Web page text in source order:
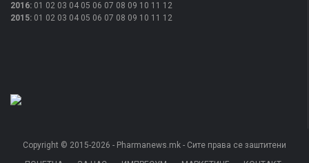
2016: 01 02 03 04 05 06 07 08 09 10 11 12
2015: 01 02 03 04 05 06 07 08 09 10 11 12
Copyright © 2015-2026 - Pharmanews.mk - Сите права се заштитени